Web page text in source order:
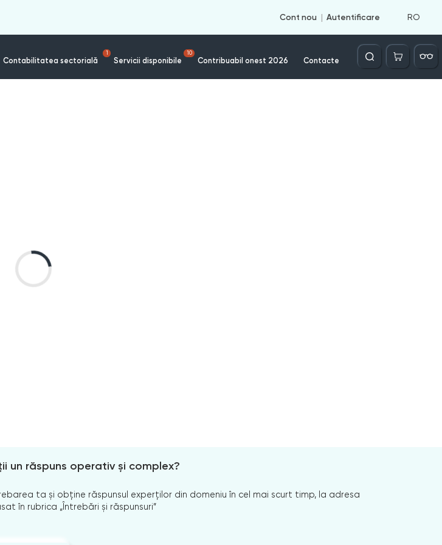
Cont nou Autentificare RO
Contabilitatea sectorială
1
Servicii disponibile
10
Contribuabil onest 2026 Contacte
Căutare
un răspuns operativ și complex?
ta și obține răspunsul experților din domeniu în cel mai scurt timp, la adresa
în rubrica „Întrebări și răspunsuri”